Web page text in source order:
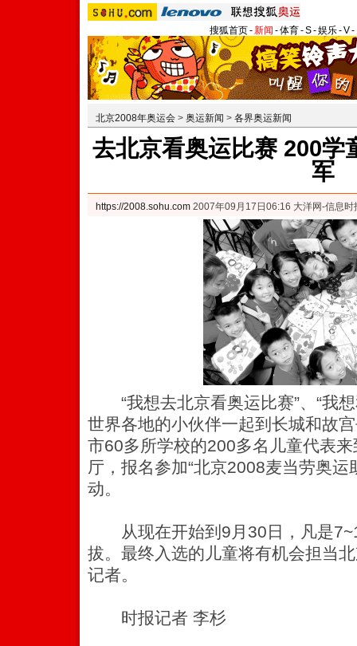
搜狐首页-新闻 -体育-S-娱乐-V-
北京2008年奥运会 > 奥运新闻 > 各界奥运新闻
去北京看奥运比赛 200学
军
https://2008.sohu.com 2007年09月17日06:16 大洋网-信息时
“我想去北京看奥运比赛”、“我想
世界各地的小伙伴一起到长城和故
市60多所学校的200多名儿童代表
厅，报名参加“北京2008麦当劳奥运
动。
从现在开始到9月30日，凡是
拔。最终入选的儿童将有机会担当
记者。
时报记者 李杉